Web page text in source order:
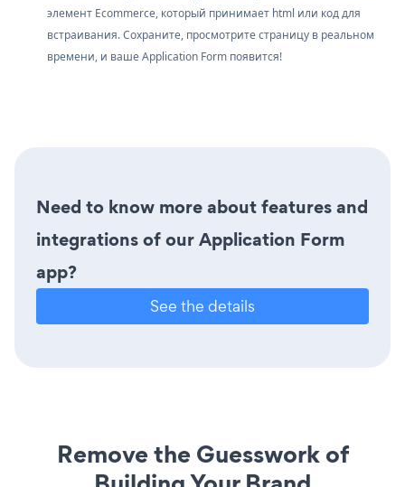
элемент Ecommerce, который принимает html или код для
встраивания. Сохраните, просмотрите страницу в реальном
времени, и ваше Application Form появится!
Need to know more about features and
integrations of our Application Form
app?
See the details
Remove the Guesswork of